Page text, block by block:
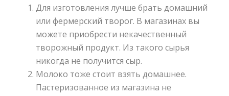
Для изготовления лучше брать домашний
или фермерский творог. В магазинах вы
можете приобрести некачественный
творожный продукт. Из такого сырья
никогда не получится сыр.
Молоко тоже стоит взять домашнее.
Пастеризованное из магазина не